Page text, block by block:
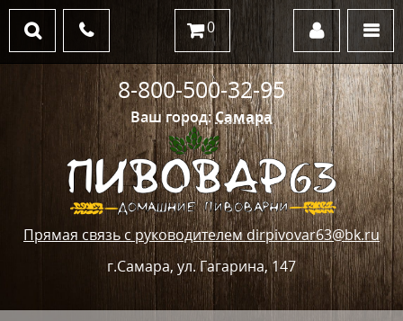
Ваш город:Самара
Прямая связь с руководителем dirpivovar63@bk.ru
г.Самара, ул. Гагарина, 147
8-800-500-32-95
0